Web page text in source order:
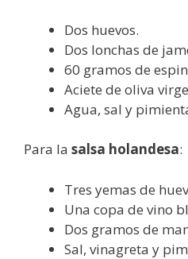
Dos huevos.
Dos lonchas de
60 gramos de
Aciete de oliva
Agua, sal y
Para la salsa holandesa:
Tres yemas de
Una copa de vino
Dos gramos de
Sal, vinagreta y